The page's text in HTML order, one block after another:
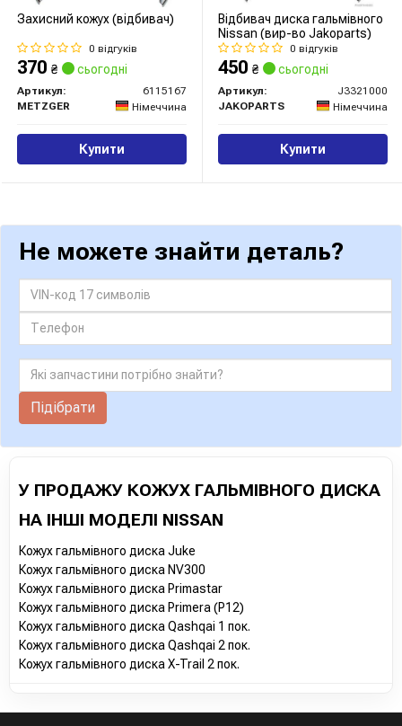
Захисний кожух (відбивач)
0 відгуків
370 ₴ сьогодні
Артикул:
6115167
METZGER
Німеччина
Купити
Відбивач диска гальмівного
Nissan (вир-во Jakoparts)
0 відгуків
450 ₴ сьогодні
Артикул:
J3321000
JAKOPARTS
Німеччина
Купити
Не можете знайти деталь?
Підібрати
У ПРОДАЖУ КОЖУХ ГАЛЬМІВНОГО ДИСКА
НА ІНШІ МОДЕЛІ NISSAN
Кожух гальмівного диска Juke
Кожух гальмівного диска NV300
Кожух гальмівного диска Primastar
Кожух гальмівного диска Primera (P12)
Кожух гальмівного диска Qashqai 1 пок.
Кожух гальмівного диска Qashqai 2 пок.
Кожух гальмівного диска X-Trail 2 пок.